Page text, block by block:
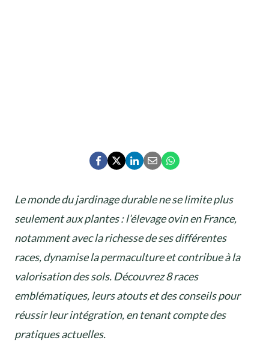
Le monde du jardinage durable ne se limite plus
seulement aux plantes : l’élevage ovin en France,
notamment avec la richesse de ses différentes
races, dynamise la permaculture et contribue à la
valorisation des sols. Découvrez 8 races
emblématiques, leurs atouts et des conseils pour
réussir leur intégration, en tenant compte des
pratiques actuelles.